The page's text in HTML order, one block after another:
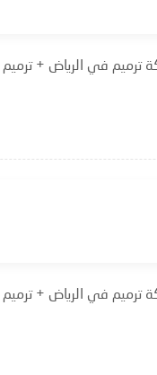
في الرياض + ترميم
في الرياض + ترميم